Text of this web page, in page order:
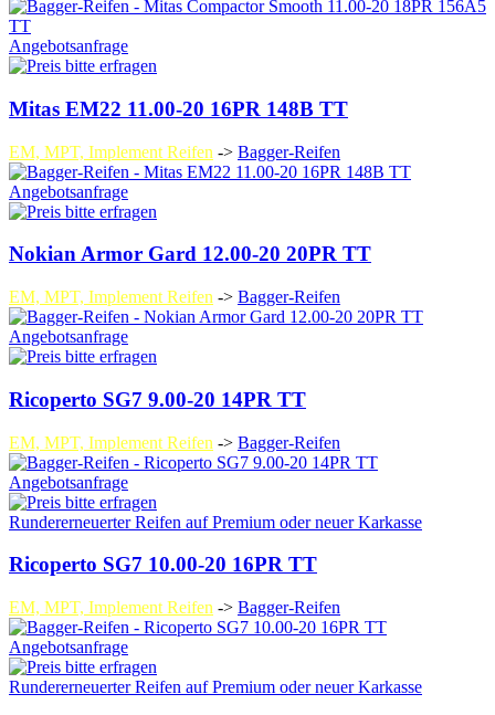
Angebotsanfrage
Mitas EM22 11.00-20 16PR 148B TT
EM, MPT, Implement Reifen -> Bagger-Reifen
Angebotsanfrage
Nokian Armor Gard 12.00-20 20PR TT
EM, MPT, Implement Reifen -> Bagger-Reifen
Angebotsanfrage
Ricoperto SG7 9.00-20 14PR TT
EM, MPT, Implement Reifen -> Bagger-Reifen
Angebotsanfrage
Rundererneuerter Reifen auf Premium oder neuer Karkasse
Ricoperto SG7 10.00-20 16PR TT
EM, MPT, Implement Reifen -> Bagger-Reifen
Angebotsanfrage
Rundererneuerter Reifen auf Premium oder neuer Karkasse